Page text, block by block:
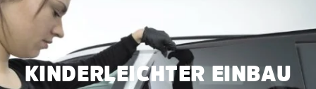
KINDERLEICHTER EINBAU